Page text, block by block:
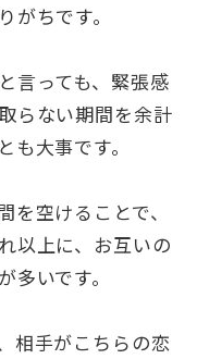
ちです。
言っても、緊張感
らない期間を余計
大事です。
空けることで、
以上に、お互いの
いです。
相手がこちらの恋